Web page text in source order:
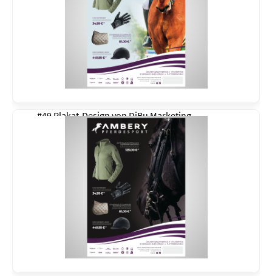
#49 Plakat-Design vonDiBu Marketing